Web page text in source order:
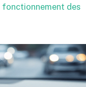
fonctionnement des